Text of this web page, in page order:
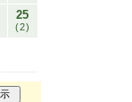
25
(2)